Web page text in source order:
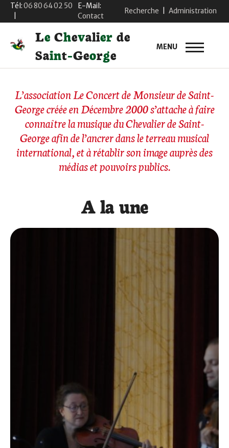
Tél:06 80 64 02 50
E-Mail:
Contact
Recherche Administration
Le Chevalier de
Saint-George MENU
L’association Le Concert de Monsieur de Saint-
George créée en Décembre 2000 s’attache à faire
connaître la musique du Chevalier de Saint-
George afin de l’ancrer dans le terreau musical
international, et à rétablir son image auprès des
médias et pouvoirs publics.
A la une